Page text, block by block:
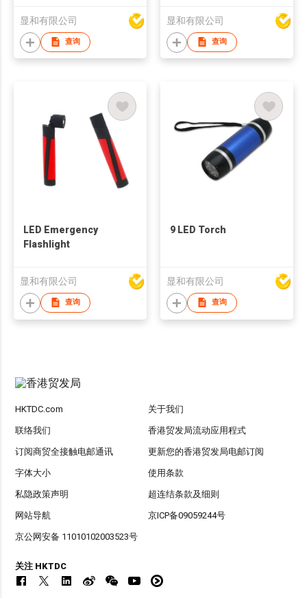
显和有限公司
查询
显和有限公司
查询
LED Emergency
Flashlight
显和有限公司
查询
9 LED Torch
显和有限公司
查询
HKTDC.com 关于我们
联络我们 香港贸发局流动应用程式
订阅商贸全接触电邮通讯 更新您的香港贸发局电邮订阅
字体大小 使用条款
私隐政策声明 超连结条款及细则
网站导航 京ICP备09059244号
京公网安备 11010102003523号
关注 HKTDC